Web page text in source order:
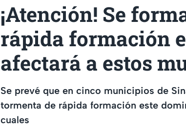
¡Atención! Se
rápida formación
afectará a estos
Se prevé que en cinco municipios de
tormenta de rápida formación este
cuales